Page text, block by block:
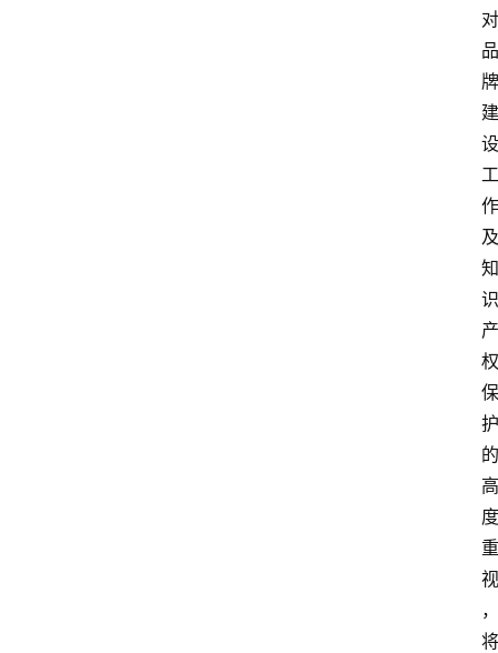
对
品
牌
建
设
工
作
及
知
识
产
权
保
护
的
高
度
重
视
，
将